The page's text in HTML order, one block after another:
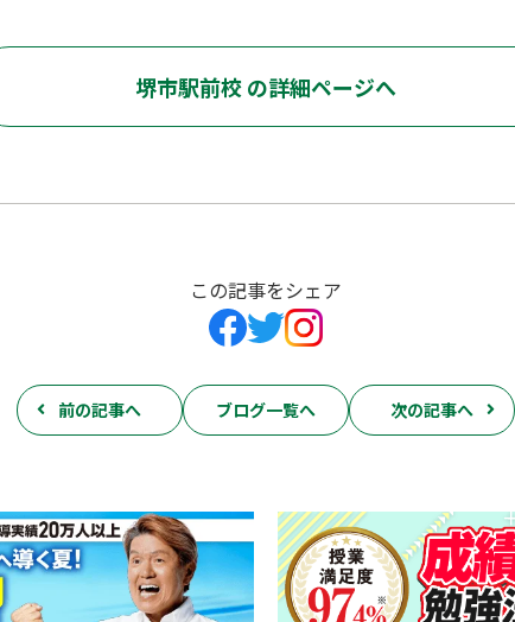
堺市駅前校 の詳細ページへ
この記事をシェア
前の記事へ ブログ一覧へ 次の記事へ